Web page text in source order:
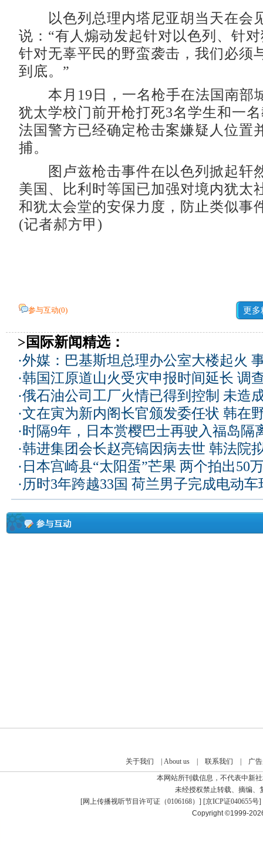
以色列总理内塔尼亚胡当天在会
说：“有人煽动发起针对以色列、针
针对无辜平民的野蛮袭击，我们必须
到底。”
本月19日，一名枪手在法国南部
犹太学校门前开枪打死3名学生和一
法国警方已经确定枪击案嫌疑人位置
捕。
图卢兹枪击事件在以色列掀起轩
美国、比利时等国已加强对境内犹太
和犹太会堂的安保力度，防止类似事
(记者郝方甲)
参与互动(0) 更多
>国际新闻精选：
·外媒：巴基斯坦总理办公室大楼起火
·韩国江原道山火受灾申报时间延长 调
·俄石油公司工厂火情已得到控制 未造
·文在寅为新内阁长官颁发委任状 韩在
·时隔9年，日本赏樱巴士再驶入福岛隔
·韩进集团会长赵亮镐因病去世 韩法院
· 日本宫崎县“太阳蛋”芒果 两个拍出50
·历时3年跨越33国 荷兰男子完成电动车
关于我们 About us| 联系我们
广
本网站所刊载信息，不代表中新
未经授权禁止转载、摘编、
[网上传播视听节目许可证（0106168） ] [京ICP证040655号]
Copyright ©1999-